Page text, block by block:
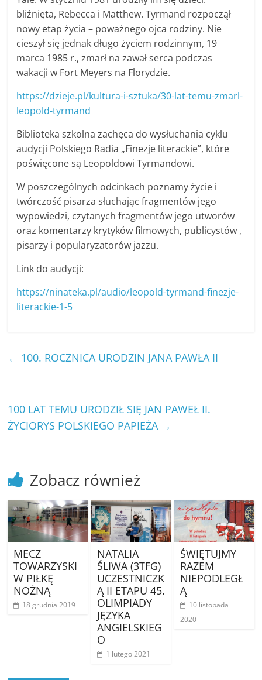
bliźnięta, Rebecca i Matthew. Tyrmand rozpoczął
nowy etap życia – poważnego ojca rodziny. Nie
cieszył się jednak długo życiem rodzinnym, 19
marca 1985 r., zmarł na zawał serca podczas
wakacji w Fort Meyers na Florydzie.
https://dzieje.pl/kultura-i-sztuka/30-lat-temu-zmarl-
leopold-tyrmand
Biblioteka szkolna zachęca do wysłuchania cyklu
audycji Polskiego Radia „Finezje literackie”, które
poświęcone są Leopoldowi Tyrmandowi.
W poszczególnych odcinkach poznamy życie i
twórczość pisarza słuchając fragmentów jego
wypowiedzi, czytanych fragmentów jego utworów
oraz komentarzy krytyków filmowych, publicystów ,
pisarzy i popularyzatorów jazzu.
Link do audycji:
https://ninateka.pl/audio/leopold-tyrmand-finezje-
literackie-1-5
← 100. ROCZNICA URODZIN JANA PAWŁA II
100 LAT TEMU URODZIŁ SIĘ JAN PAWEŁ II.
ŻYCIORYS POLSKIEGO PAPIEŻA →
Zobacz również
MECZ
TOWARZYSKI
W PIŁKĘ
NOŻNĄ
18 grudnia 2019
NATALIA
ŚLIWA (3TFG)
UCZESTNICZK
Ą II ETAPU 45.
OLIMPIADY
JĘZYKA
ANGIELSKIEG
O
1 lutego 2021
ŚWIĘTUJMY
RAZEM
NIEPODLEGŁ
Ą
10 listopada
2020